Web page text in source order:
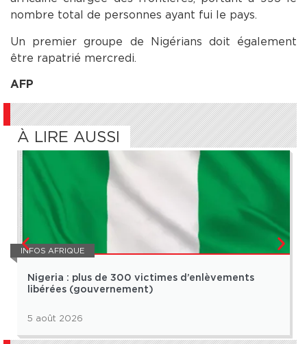
nombre total de personnes ayant fui le pays.
Un premier groupe de Nigérians doit également
être rapatrié mercredi.
AFP
À LIRE AUSSI
INFOS AFRIQUE
Nigeria : plus de 300 victimes d’enlèvements
libérées (gouvernement)
5 août 2026